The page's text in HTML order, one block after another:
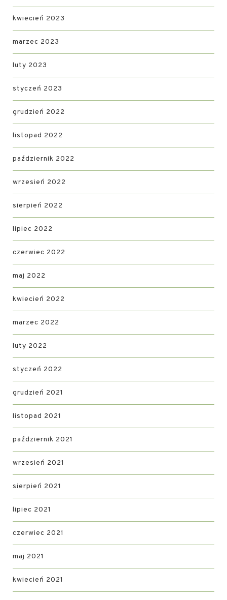
kwiecień 2023
marzec 2023
luty 2023
styczeń 2023
grudzień 2022
listopad 2022
październik 2022
wrzesień 2022
sierpień 2022
lipiec 2022
czerwiec 2022
maj 2022
kwiecień 2022
marzec 2022
luty 2022
styczeń 2022
grudzień 2021
listopad 2021
październik 2021
wrzesień 2021
sierpień 2021
lipiec 2021
czerwiec 2021
maj 2021
kwiecień 2021